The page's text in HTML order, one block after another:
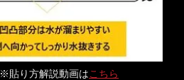
※貼り方解説動画はこちら